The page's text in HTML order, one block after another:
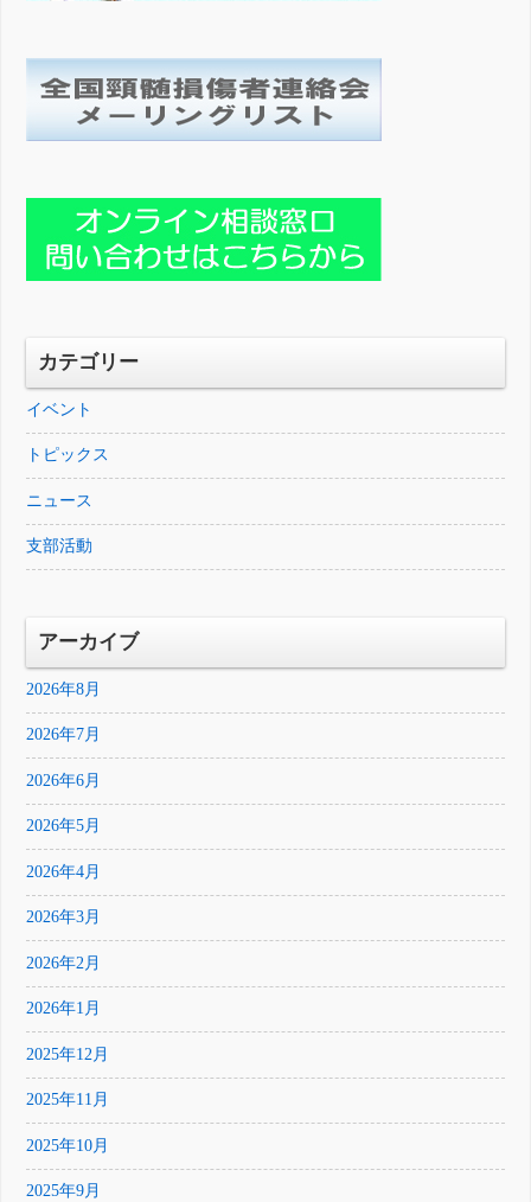
カテゴリー
イベント
トピックス
ニュース
支部活動
アーカイブ
2026年8月
2026年7月
2026年6月
2026年5月
2026年4月
2026年3月
2026年2月
2026年1月
2025年12月
2025年11月
2025年10月
2025年9月